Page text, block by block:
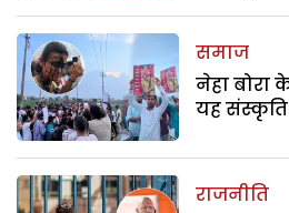
समाज
नेहा बोरा
यह
राजनीति